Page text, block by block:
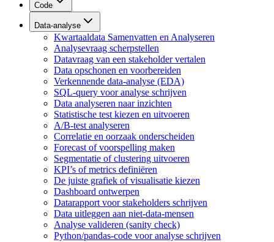
Code
Data-analyse
Kwartaaldata Samenvatten en Analyseren
Analysevraag scherpstellen
Datavraag van een stakeholder vertalen
Data opschonen en voorbereiden
Verkennende data-analyse (EDA)
SQL-query voor analyse schrijven
Data analyseren naar inzichten
Statistische test kiezen en uitvoeren
A/B-test analyseren
Correlatie en oorzaak onderscheiden
Forecast of voorspelling maken
Segmentatie of clustering uitvoeren
KPI’s of metrics definiëren
De juiste grafiek of visualisatie kiezen
Dashboard ontwerpen
Datarapport voor stakeholders schrijven
Data uitleggen aan niet-data-mensen
Analyse valideren (sanity check)
Python/pandas-code voor analyse schrijven